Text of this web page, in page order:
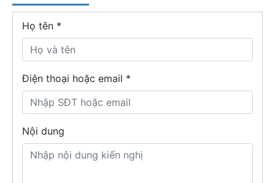
Họ tên *
Điện thoại hoặc email *
Nội dung